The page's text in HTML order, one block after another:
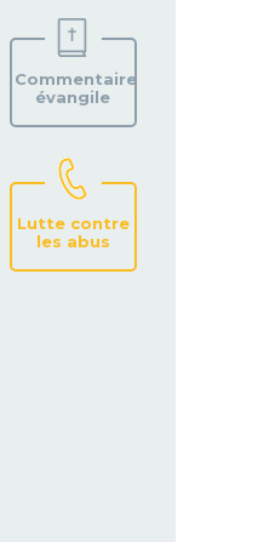
PAROISSE
Commentaire
évangile
Lutte contre
les abus